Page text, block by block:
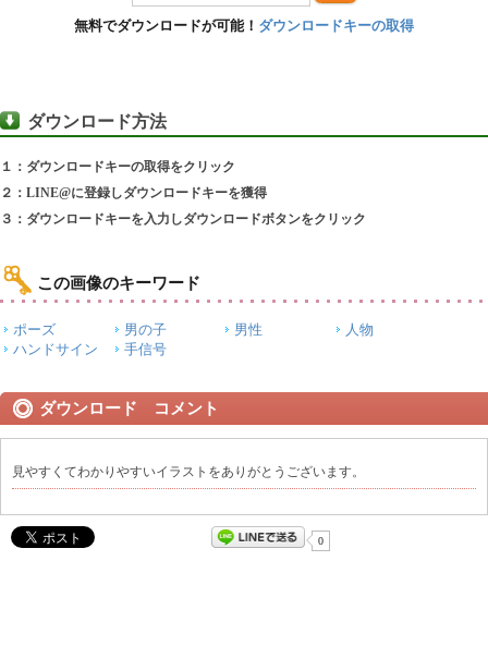
無料でダウンロードが可能！ ダウンロードキーの取得
ダウンロード方法
１：ダウンロードキーの取得をクリック
２：LINE@に登録しダウンロードキーを獲得
３：ダウンロードキーを入力しダウンロードボタンをクリック
この画像のキーワード
ポーズ 男の子 男性
人物
ハンドサイン
手信号
ダウンロード コメント
見やすくてわかりやすいイラストをありがとうございます。
0